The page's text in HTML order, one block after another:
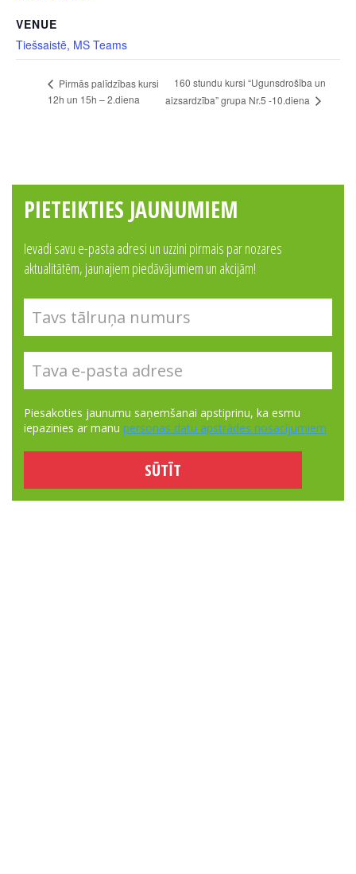
VENUE
Tiešsaistē, MS Teams
Pirmās palīdzības kursi
12h un 15h – 2.diena
160 stundu kursi “Ugunsdrošība un
aizsardzība” grupa Nr.5 -10.diena
PIETEIKTIES JAUNUMIEM
Ievadi savu e-pasta adresi un uzzini pirmais par nozares
aktualitātēm, jaunajiem piedāvājumiem un akcijām!
Piesakoties jaunumu saņemšanai apstiprinu, ka esmu
iepazinies ar manu personas datu apstrādes nosacījumiem